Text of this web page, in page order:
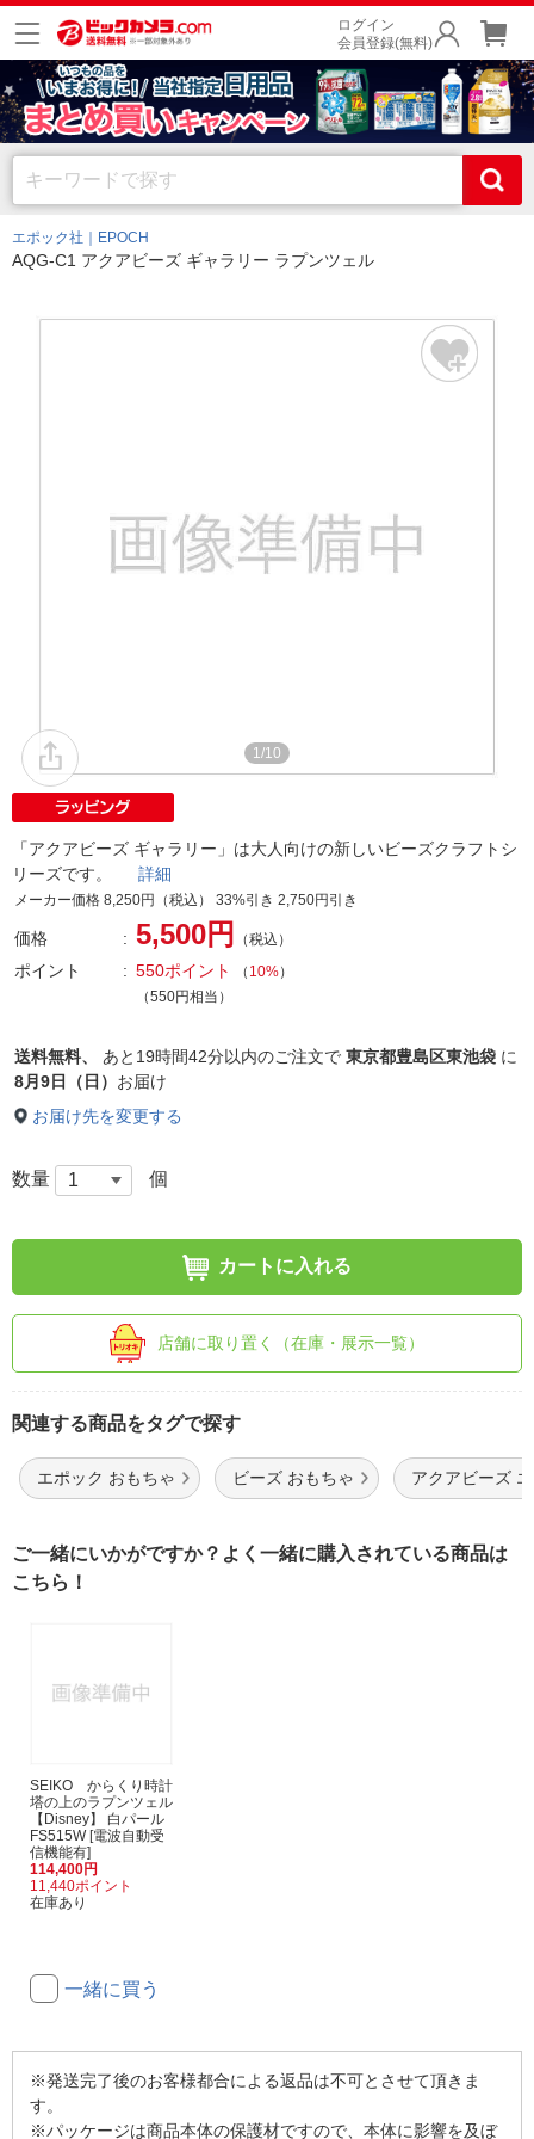
ログイン
会員登録(無料)
エポック社｜EPOCH
AQG-C1 アクアビーズ ギャラリー ラプンツェル
1/10
「アクアビーズ ギャラリー」は大人向けの新しいビーズクラフトシ
リーズです。 詳細
メーカー価格 8,250円（税込） 33%引き 2,750円引き
価格 5,500円 （税込）
ポイント 550ポイント （ 10%）
（550円相当）
送料無料、 あと 19時間42分以内のご注文で 東京都豊島区東池袋 に
8月9日（日） お届け
お届け先を変更する
数量 個
カートに入れる
店舗に取り置く（在庫・展示一覧）
関連する商品をタグで探す
エポック おもちゃ ビーズ おもちゃ アクアビーズ
ご一緒にいかがですか？よく一緒に購入されている商品は
こちら！
SEIKO からくり時計
塔の上のラプンツェル
【Disney】 白パール
FS515W [電波自動受
信機能有]
114,400円
11,440ポイント
在庫あり
一緒に買う
※発送完了後のお客様都合による返品は不可とさせて頂きま
す。
※パッケージは商品本体の保護材ですので、本体に影響を及ぼ